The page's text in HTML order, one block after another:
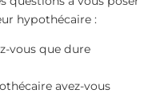
hypothécaire :
vous que dure
avez-vous